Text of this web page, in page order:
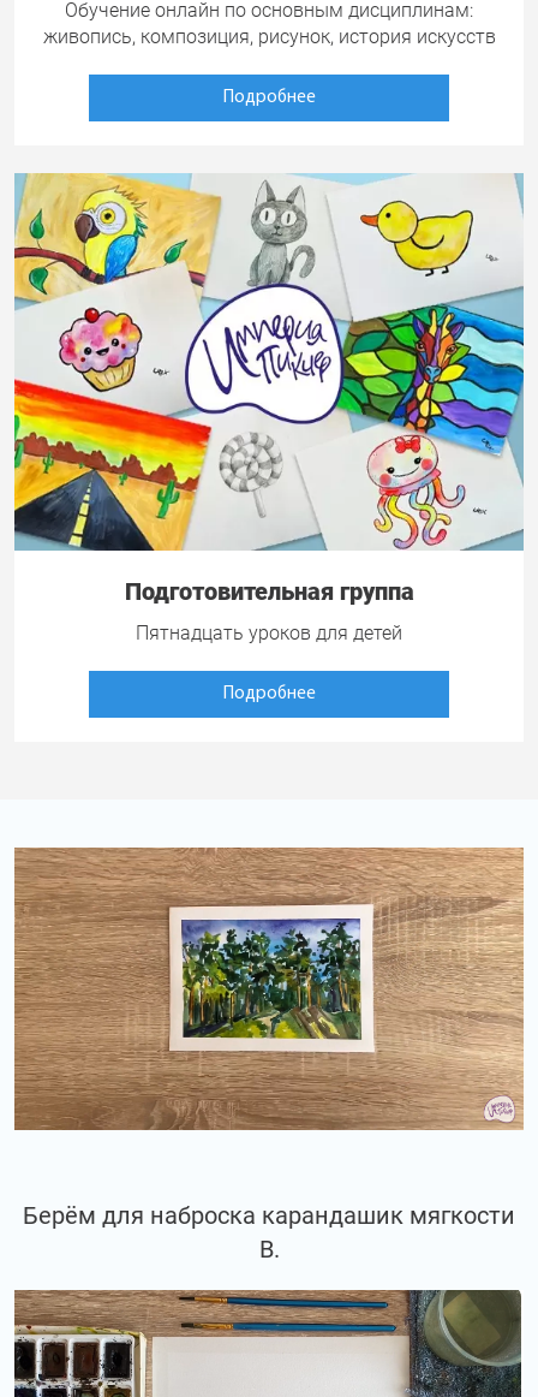
Обучение онлайн по основным дисциплинам:
живопись, композиция, рисунок, история искусств
Подробнее
Подготовительная группа
Пятнадцать уроков для детей
Подробнее
Берём для наброска карандашик мягкости
В.